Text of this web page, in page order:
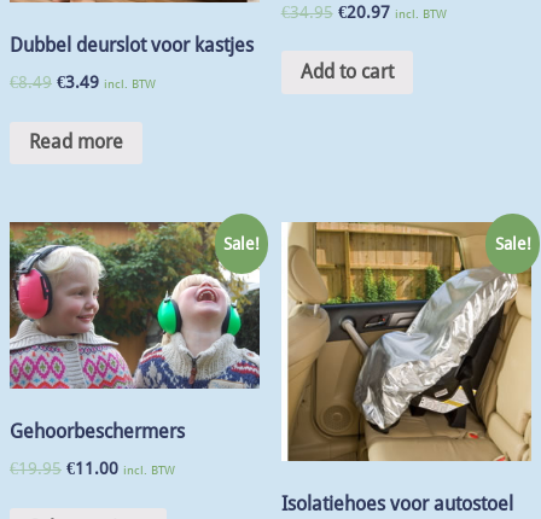
Dubbel deurslot voor kastjes
€8.49 €3.49 incl. BTW
Read more
€34.95 €20.97 incl. BTW
Add to cart
Sale!
Gehoorbeschermers
€19.95 €11.00 incl. BTW
Sale!
Isolatiehoes voor autostoel